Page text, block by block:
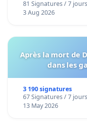
Voor
81 Signatures / 7 jours
3 Aug 2026
Après la mort de
dans les
3 190 signatures
67 Signatures / 7 jours
13 May 2026